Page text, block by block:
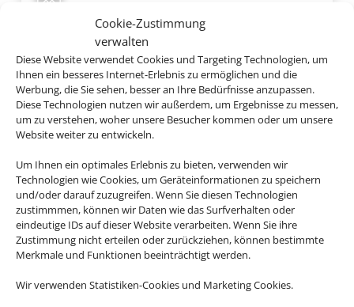
Cookie-Zustimmung
verwalten
Diese Website verwendet Cookies und Targeting Technologien, um
Ihnen ein besseres Internet-Erlebnis zu ermöglichen und die
Werbung, die Sie sehen, besser an Ihre Bedürfnisse anzupassen.
Diese Technologien nutzen wir außerdem, um Ergebnisse zu messen,
um zu verstehen, woher unsere Besucher kommen oder um unsere
Website weiter zu entwickeln.
Um Ihnen ein optimales Erlebnis zu bieten, verwenden wir
Technologien wie Cookies, um Geräteinformationen zu speichern
und/oder darauf zuzugreifen. Wenn Sie diesen Technologien
zustimmmen, können wir Daten wie das Surfverhalten oder
eindeutige IDs auf dieser Website verarbeiten. Wenn Sie ihre
Zustimmung nicht erteilen oder zurückziehen, können bestimmte
Merkmale und Funktionen beeinträchtigt werden.
Wir verwenden Statistiken-Cookies und Marketing Cookies.
TUI TIME TO SMILE Aliathon Aegean